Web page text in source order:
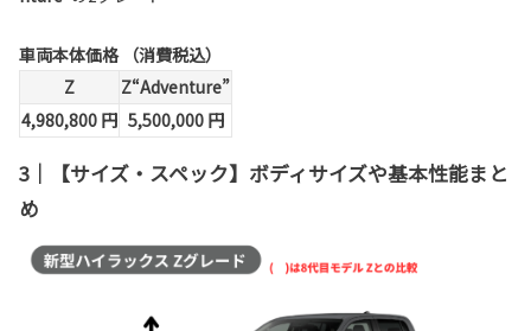
車両本体価格 （消費税込）
Z
Z“Adventure”
4,980,800 円 5,500,000 円
3｜【サイズ・スペック】ボディサイズや基本性能まと
め